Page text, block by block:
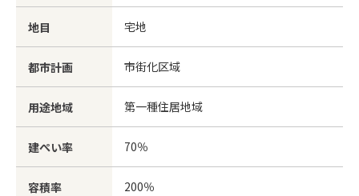
地目 宅地
都市計画 市街化区域
用途地域 第一種住居地域
建ぺい率 70％
容積率 200％